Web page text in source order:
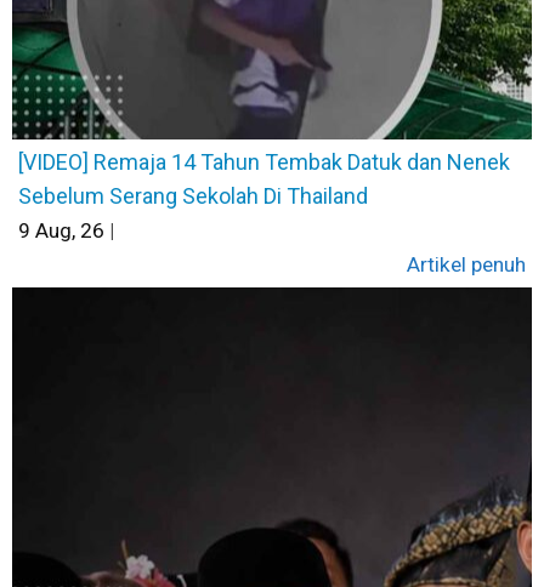
[VIDEO] Remaja 14 Tahun Tembak Datuk dan Nenek
Sebelum Serang Sekolah Di Thailand
9 Aug, 26 |
Artikel penuh